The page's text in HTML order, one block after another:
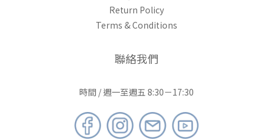
Return Policy
Terms & Conditions
聯絡我們
時間 / 週一至週五 8:30－17:30